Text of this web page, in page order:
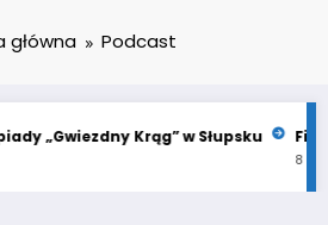
główna Podcast
Krąg” w Słupsku Finał
8 czerwca 2026